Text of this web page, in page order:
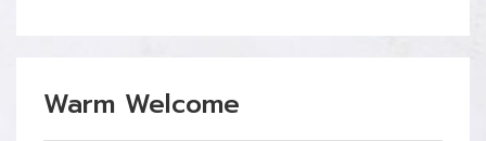
Warm Welcome